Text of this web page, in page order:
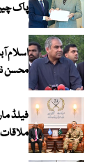
پاک
اسلام
محسن
فیلڈ